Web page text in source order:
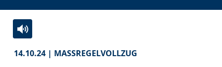
14.10.24 | MASSREGELVOLLZUG
Leichten
Audio-
Video